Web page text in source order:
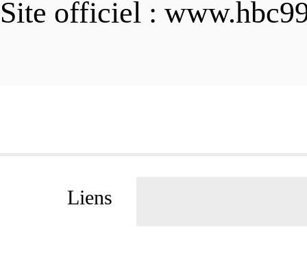
Site officiel :
Liens